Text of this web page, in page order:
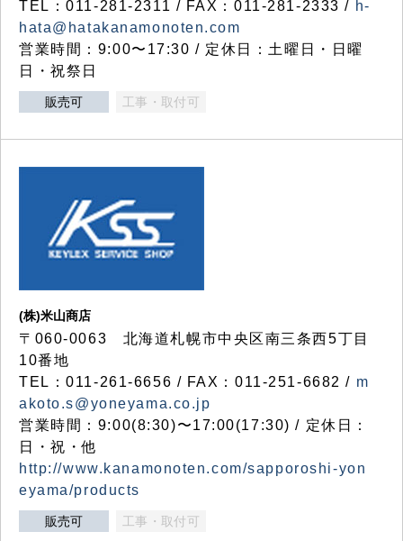
TEL：011-281-2311 / FAX：011-281-2333 / h-
hata@hatakanamonoten.com
営業時間：9:00〜17:30 / 定休日：土曜日・日曜
日・祝祭日
販売可 工事・取付可
(株)米山商店
〒060-0063 北海道札幌市中央区南三条西5丁目
10番地
TEL：011-261-6656 / FAX：011-251-6682 / m
akoto.s@yoneyama.co.jp
営業時間：9:00(8:30)〜17:00(17:30) / 定休日：
日・祝・他
http://www.kanamonoten.com/sapporoshi-yon
eyama/products
販売可 工事・取付可